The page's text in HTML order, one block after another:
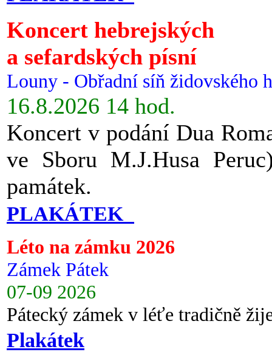
Koncert hebrejských
a sefardských písní
Louny - Obřadní síň židovského
16.8.2026 14 hod.
Koncert v podání Dua
ve Sboru M.J.Husa
památek.
PLAKÁTEK
Léto na zámku 2026
Zámek Pátek
07-09 2026
Pátecký zámek v léťe tradičně
Plakátek